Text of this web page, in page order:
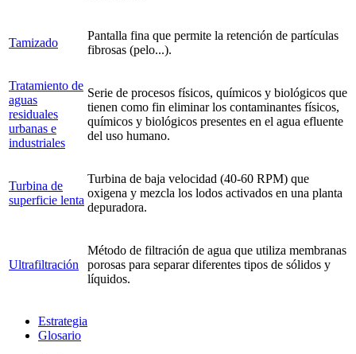
Tamizado
Pantalla fina que permite la retención de partículas
fibrosas (pelo...).
Tratamiento de
aguas
residuales
urbanas e
industriales
Serie de procesos físicos, químicos y biológicos que
tienen como fin eliminar los contaminantes físicos,
químicos y biológicos presentes en el agua efluente
del uso humano.
Turbina de
superficie lenta
Turbina de baja velocidad (40-60 RPM) que
oxigena y mezcla los lodos activados en una planta
depuradora.
Ultrafiltración
Método de filtración de agua que utiliza membranas
porosas para separar diferentes tipos de sólidos y
líquidos.
Estrategia
Glosario